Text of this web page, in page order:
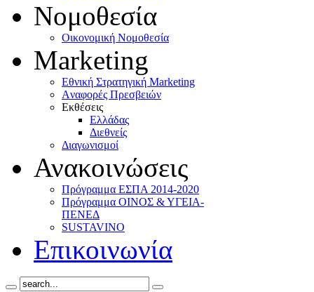
Νομοθεσία
Οικονομική Νομοθεσία
Marketing
Eθνική Στρατηγική Marketing
Aναφορές Πρεσβειών
Eκθέσεις
Eλλάδας
Διεθνείς
Διαγωνισμοί
Ανακοινώσεις
Πρόγραμμα ΕΣΠΑ 2014-2020
Πρόγραμμα ΟΙΝΟΣ & ΥΓΕΙΑ-
ΠΕΝΕΔ
SUSTAVINO
Επικοινωνία